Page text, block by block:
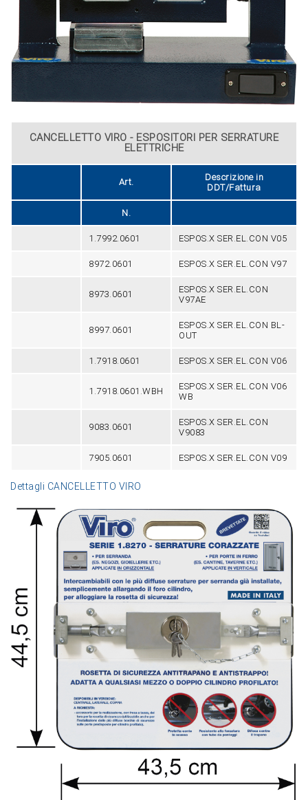
CANCELLETTO VIRO - ESPOSITORI PER SERRATURE
ELETTRICHE
Art.
Descrizione in
DDT/Fattura
N.
1.7992.0601 ESPOS.X SER.EL.CON V05
8972.0601 ESPOS.X SER.EL.CON V97
8973.0601
ESPOS.X SER.EL.CON
V97AE
8997.0601
ESPOS.X SER.EL.CON BL-
OUT
1.7918.0601 ESPOS.X SER.EL.CON V06
1.7918.0601.WBH
ESPOS.X SER.EL.CON V06
WB
9083.0601
ESPOS.X SER.EL.CON
V9083
7905.0601 ESPOS.X SER.EL.CON V09
Dettagli CANCELLETTO VIRO